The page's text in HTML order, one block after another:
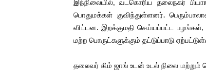
32 CM விநோத
வலிமை தான் அஜித்
அல்வா கொடுக்கின்றது
இந்நிலையில், வடகொரிய தலைநகர்
பொதுமக்கள் குவிந்துள்ளனர்.
விட்டன. இறக்குமதி செய்யப்பட்ட பழங்கள்,
மற்ற பொருட்களுக்கும் தட்டுப்பாடு
தலைவர் கிம் ஜாங் உடன் உடல் நிலை